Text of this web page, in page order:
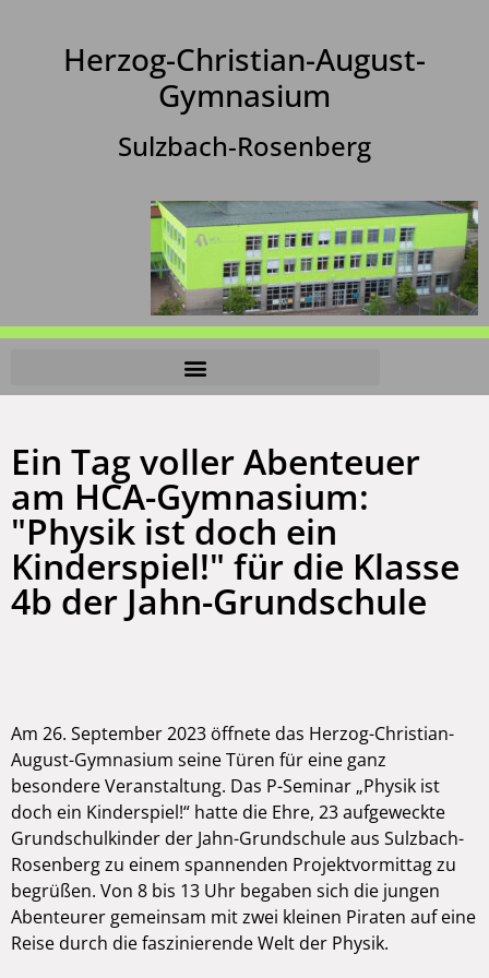
Herzog-Christian-August-
Gymnasium
Sulzbach-Rosenberg
Ein Tag voller Abenteuer
am HCA-Gymnasium:
"Physik ist doch ein
Kinderspiel!" für die Klasse
4b der Jahn-Grundschule
Am 26. September 2023 öffnete das Herzog-Christian-
August-Gymnasium seine Türen für eine ganz
besondere Veranstaltung. Das P-Seminar „Physik ist
doch ein Kinderspiel!“ hatte die Ehre, 23 aufgeweckte
Grundschulkinder der Jahn-Grundschule aus Sulzbach-
Rosenberg zu einem spannenden Projektvormittag zu
begrüßen. Von 8 bis 13 Uhr begaben sich die jungen
Abenteurer gemeinsam mit zwei kleinen Piraten auf eine
Reise durch die faszinierende Welt der Physik.